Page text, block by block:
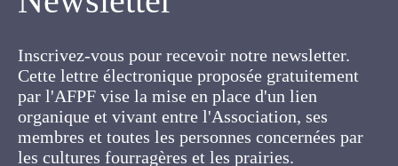
Cette lettre électronique proposée
gratuitement par l'AFPF vise la mise en place
d'un lien organique et vivant entre l'Association,
ses membres et toutes les personnes
concernées par les cultures fourragères et les
prairies.